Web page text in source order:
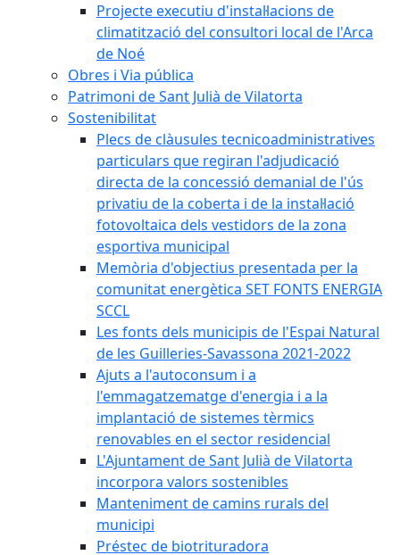
Projecte executiu d'instal·lacions de
climatització del consultori local de l'Arca
de Noé
Obres i Via pública
Patrimoni de Sant Julià de Vilatorta
Sostenibilitat
Plecs de clàusules tecnicoadministratives
particulars que regiran l'adjudicació
directa de la concessió demanial de l'ús
privatiu de la coberta i de la instal·lació
fotovoltaica dels vestidors de la zona
esportiva municipal
Memòria d'objectius presentada per la
comunitat energètica SET FONTS ENERGIA
SCCL
Les fonts dels municipis de l'Espai Natural
de les Guilleries-Savassona 2021-2022
Ajuts a l'autoconsum i a
l'emmagatzematge d'energia i a la
implantació de sistemes tèrmics
renovables en el sector residencial
L'Ajuntament de Sant Julià de Vilatorta
incorpora valors sostenibles
Manteniment de camins rurals del
municipi
Préstec de biotrituradora